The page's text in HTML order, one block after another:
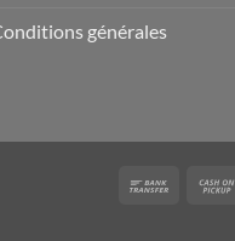
générales
Bank